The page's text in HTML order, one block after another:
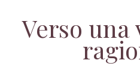
Verso